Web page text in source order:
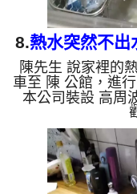
8.熱水突然不出
陳先生 說家裡的
車至 陳 公館，進
本公司裝設 高周
管，等了約15分，
式，剛開始流出
色，源源不絕，兩
了。 如是自來水
堆積，洗出來的
錳，管壁上會結成